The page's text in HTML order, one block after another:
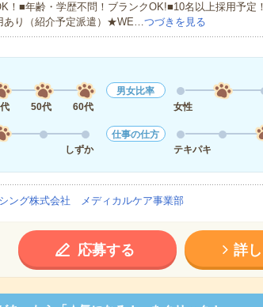
！■年齢・学歴不問！ブランクOK!■10名以上採用予定
あり（紹介予定派遣）★WE…つづきを見る
50代 60代
男女比率
女性
しずか
仕事の仕方
テキパキ
ング株式会社 メディカルケア事業部
応募する 詳